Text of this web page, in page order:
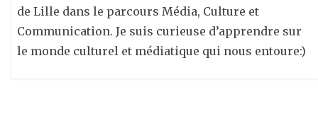
de Lille dans le parcours Média, Culture et
Communication. Je suis curieuse d’apprendre sur
le monde culturel et médiatique qui nous entoure:)